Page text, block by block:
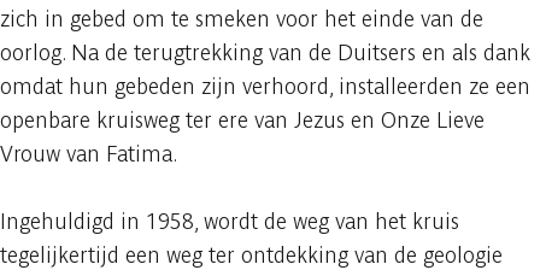
zich in gebed om te smeken voor het einde van de
oorlog. Na de terugtrekking van de Duitsers en als dank
omdat hun gebeden zijn verhoord, installeerden ze een
openbare kruisweg ter ere van Jezus en Onze Lieve
Vrouw van Fatima.
Ingehuldigd in 1958, wordt de weg van het kruis
tegelijkertijd een weg ter ontdekking van de geologie